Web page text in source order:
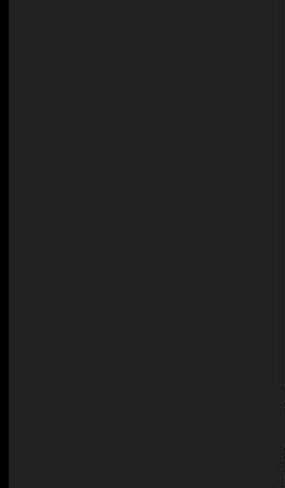
東京大学大
代日本法政